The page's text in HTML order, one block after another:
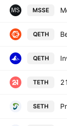
MSSE
QETH
QETH
TETH
SETH